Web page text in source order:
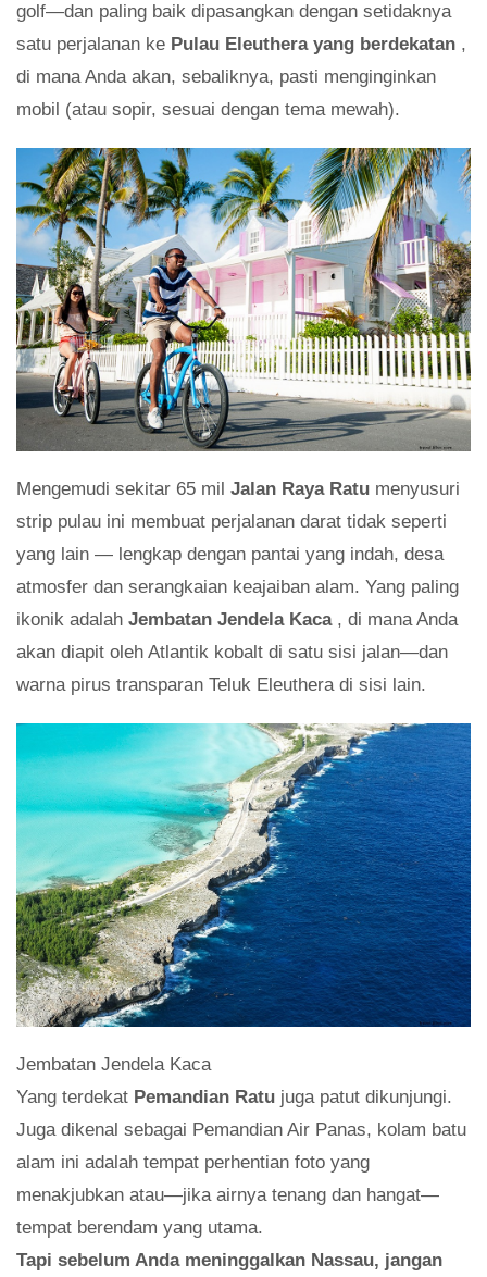
golf—dan paling baik dipasangkan dengan setidaknya
satu perjalanan ke Pulau Eleuthera yang berdekatan ,
di mana Anda akan, sebaliknya, pasti menginginkan
mobil (atau sopir, sesuai dengan tema mewah).
Mengemudi sekitar 65 mil Jalan Raya Ratu menyusuri
strip pulau ini membuat perjalanan darat tidak seperti
yang lain — lengkap dengan pantai yang indah, desa
atmosfer dan serangkaian keajaiban alam. Yang paling
ikonik adalah Jembatan Jendela Kaca , di mana Anda
akan diapit oleh Atlantik kobalt di satu sisi jalan—dan
warna pirus transparan Teluk Eleuthera di sisi lain.
Jembatan Jendela Kaca
Yang terdekat Pemandian Ratu juga patut dikunjungi.
Juga dikenal sebagai Pemandian Air Panas, kolam batu
alam ini adalah tempat perhentian foto yang
menakjubkan atau—jika airnya tenang dan hangat—
tempat berendam yang utama.
Tapi sebelum Anda meninggalkan Nassau, jangan